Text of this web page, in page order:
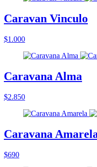
Caravan Vinculo
$1.000
Caravana Alma
$2.850
Caravana
$690